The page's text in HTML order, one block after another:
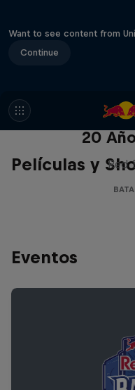
Want to see content from
Continue
Películas y
Red Bull
20
Red
Eventos